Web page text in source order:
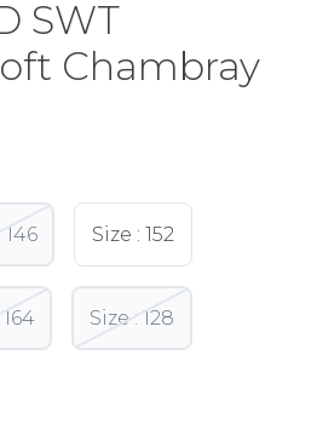
SWT
Chambray
146 Size : 152
Size : 128